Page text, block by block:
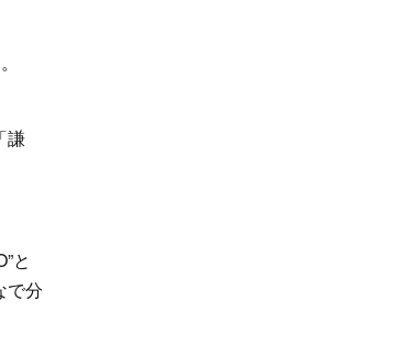
謙
と
で分